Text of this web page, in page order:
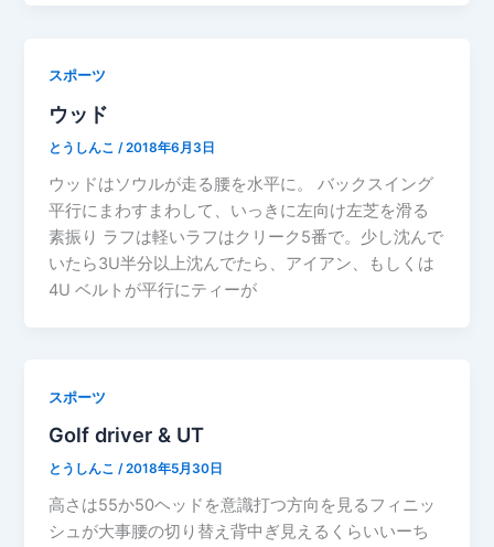
スポーツ
ウッド
とうしんこ/2018年6月3日
ウッドはソウルが走る腰を水平に。 バックスイング
平行にまわすまわして、いっきに左向け左芝を滑る
素振り ラフは軽いラフはクリーク5番で。少し沈んで
いたら3U半分以上沈んでたら、アイアン、もしくは
4U ベルトが平行にティーが
スポーツ
Golf driver & UT
とうしんこ/2018年5月30日
高さは55か50ヘッドを意識打つ方向を見るフィニッ
シュが大事腰の切り替え背中ぎ見えるくらいいーち